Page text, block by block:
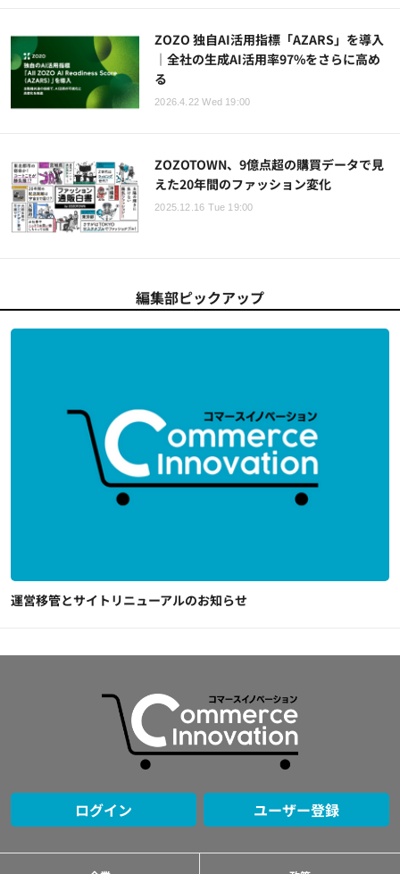
ZOZO 独自AI活用指標「AZARS」を導入
｜全社の生成AI活用率97%をさらに高め
る
2026.4.22 Wed 19:00
ZOZOTOWN、9億点超の購買データで見
えた20年間のファッション変化
2025.12.16 Tue 19:00
編集部ピックアップ
運営移管とサイトリニューアルのお知らせ
ログイン ユーザー登録